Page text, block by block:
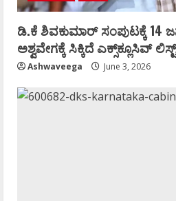
ಡಿ.ಕೆ ಶಿವಕುಮಾರ್‌ ಸಂಪುಟಕ್ಕೆ 14
ಅಶ್ವವೇಗಕ್ಕೆ ಸಿಕ್ಕಿದೆ ಎಕ್ಸ್‌ಕ್ಲೂಸಿವ್‌ ಲಿಸ್ಟ್‌
Ashwaveega June 3, 2026